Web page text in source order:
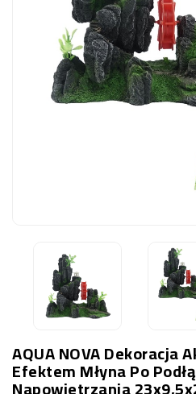
AKWARYSTYKA
(SPRZĘT)
OCZKO
AQUA NOVA Dekoracja
Efektem Młyna Po